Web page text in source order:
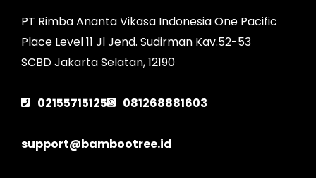
PT Rimba Ananta Vikasa Indonesia One Pacific
Place Level 11 Jl Jend. Sudirman Kav.52-53
SCBD Jakarta Selatan, 12190
02155715125 081268881603
support@bambootree.id